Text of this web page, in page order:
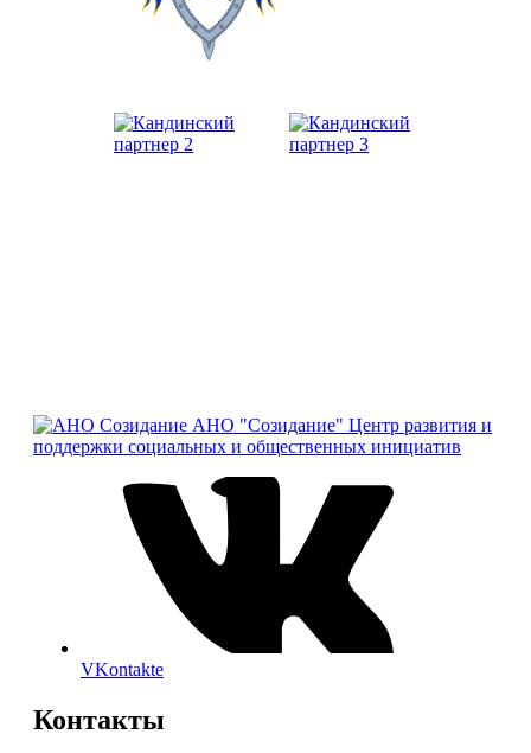
АНО "Созидание" Центр развития и
поддержки социальных и общественных инициатив
VKontakte
Контакты